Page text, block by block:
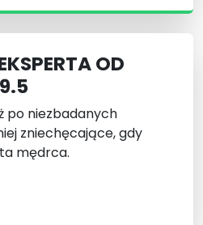
OD
po niezbadanych
zniechęcające, gdy
mędrca.